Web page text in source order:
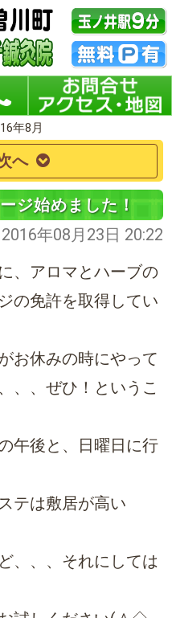
年8月
へ
ジ始めました！
2016年08月23日 20:22
、アロマとハーブの
の免許を取得してい
お休みの時にやって
、、ぜひ！というこ
午後と、日曜日に行
テは敷居が高い
、、、それにしては